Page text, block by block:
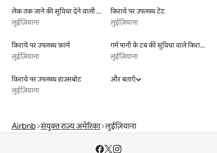
लेक तक जाने की सुविधा देने वाली किराये पर उपलब्ध लिस्टिंग
लुईज़ियाना
किराये पर उपलब्ध टेंट
लुईज़ियाना
किराये पर उपलब्ध फ़ार्म
लुईज़ियाना
गर्म पानी के टब की सुविधा वाले किराये पर उपलब्ध यर्ट टेंट
लुईज़ियाना
किराये पर उपलब्ध हाउसबोट
लुईज़ियाना
और बताएँ
Airbnb संयुक्त राज्य अमेरिका लुईज़ियाना